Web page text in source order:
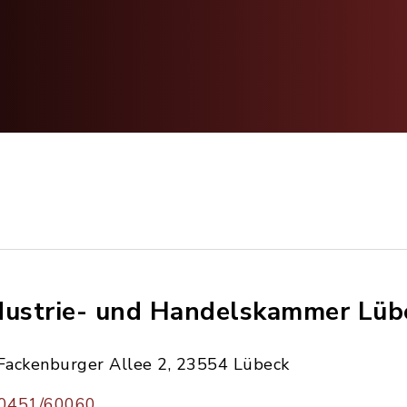
und Handelskammer
Allee 2, 23554 Lübeck